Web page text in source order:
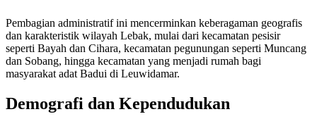
Pembagian administratif ini mencerminkan keberagaman geografis
dan karakteristik wilayah Lebak, mulai dari kecamatan pesisir
seperti Bayah dan Cihara, kecamatan pegunungan seperti Muncang
dan Sobang, hingga kecamatan yang menjadi rumah bagi
masyarakat adat Badui di Leuwidamar.
Demografi dan Kependudukan